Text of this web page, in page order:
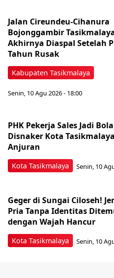
Kabupaten Tasikmalaya
Jalan Cireundeu-Cihanura
Bojonggambir
Akhirnya Diaspal Setelah
Tahun Rusak
Senin, 10 Agu 2026 - 18:00
Kota Tasikmalaya
PHK Pekerja Sales Jadi
Disnaker Kota
Anjuran
Senin, 10
Kota Tasikmalaya
Geger di Sungai Ciloseh!
Pria Tanpa Identitas
dengan Wajah Hancur
Senin, 10